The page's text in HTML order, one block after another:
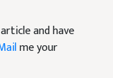
and have
me your